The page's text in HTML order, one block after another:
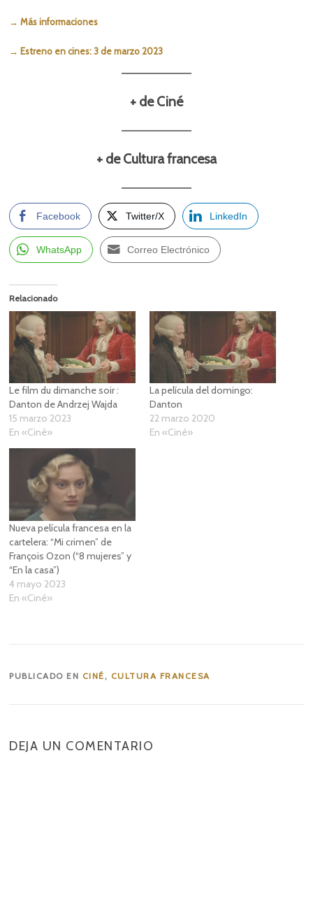
→ Más informaciones
→ Estreno en cines: 3 de marzo 2023
+ de Ciné
+ de Cultura francesa
Facebook Twitter/X LinkedIn
WhatsApp Correo Electrónico
Relacionado
Le film du dimanche soir :
Danton de Andrzej Wajda
15 marzo 2023
En «Ciné»
La película del domingo:
Danton
22 marzo 2020
En «Ciné»
Nueva película francesa en la
cartelera: “Mi crimen” de
François Ozon (“8 mujeres” y
“En la casa”)
4 mayo 2023
En «Ciné»
PUBLICADO EN CINÉ , CULTURA FRANCESA
DEJA UN COMENTARIO